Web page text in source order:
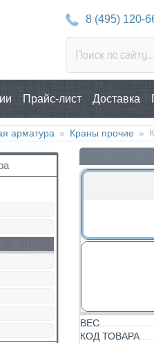
8 (495) 120-
Прайс-лист Доставка
арматура » Краны прочие »
ВЕС
КОД ТОВАРА